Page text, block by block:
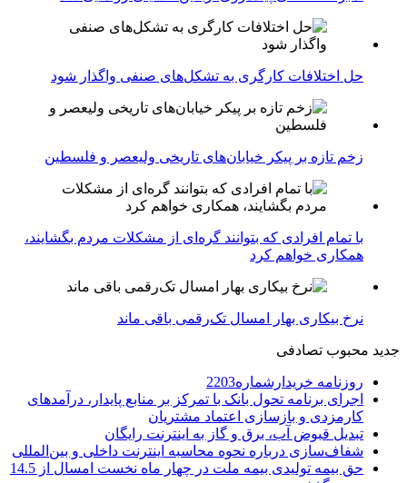
حل اختلافات کارگری به تشکل‌های صنفی واگذار شود
زخم تازه بر پیکر خیابان‌های تاریخی ولیعصر و فلسطین
با تمام افرادی که بتوانند گره‌ای از مشکلات مردم بگشایند،
همکاری خواهم کرد
نرخ بیکاری بهار امسال تک‌رقمی باقی ماند
جدید محبوب تصادفی
روزنامه خریدارشماره2203
اجرای برنامه تحول بانک با تمرکز بر منابع پایدار، درآمدهای
کارمزدی و بازسازی اعتماد مشتریان
تبدیل قبوض آب، برق و گاز به اینترنت رایگان
شفاف‌سازی درباره نحوه محاسبه اینترنت داخلی و بین‌المللی
حق بیمه تولیدی بیمه ملت در چهار ماه نخست امسال از 14.5